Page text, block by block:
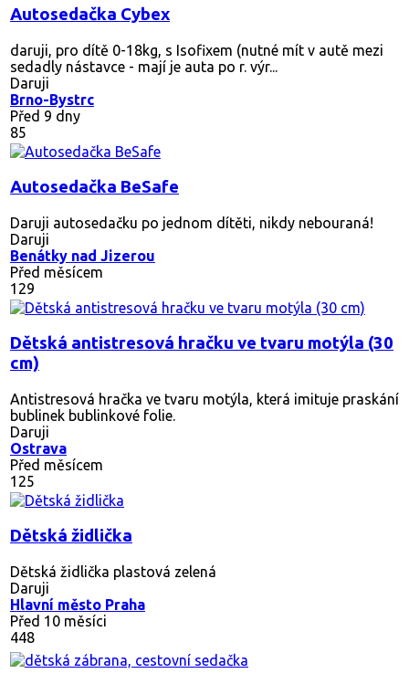
Autosedačka Cybex
daruji, pro dítě 0-18kg, s Isofixem (nutné mít v autě mezi
sedadly nástavce - mají je auta po r. výr...
Daruji
Brno-Bystrc
Před 9 dny
85
Autosedačka BeSafe
Daruji autosedačku po jednom dítěti, nikdy nebouraná!
Daruji
Benátky nad Jizerou
Před měsícem
129
Dětská antistresová hračku ve tvaru motýla (30
cm)
Antistresová hračka ve tvaru motýla, která imituje praskání
bublinek bublinkové folie.
Daruji
Ostrava
Před měsícem
125
Dětská židlička
Dětská židlička plastová zelená
Daruji
Hlavní město Praha
Před 10 měsíci
448